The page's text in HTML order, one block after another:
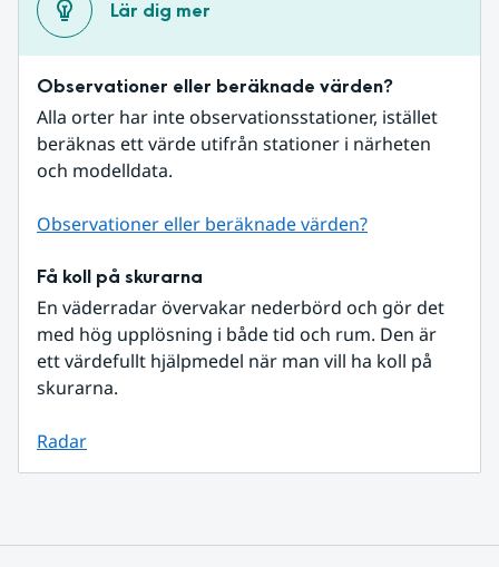
Lär dig mer
Observationer eller beräknade värden?
Alla orter har inte observationsstationer, istället
beräknas ett värde utifrån stationer i närheten
och modelldata.
Observationer eller beräknade värden?
Få koll på skurarna
En väderradar övervakar nederbörd och gör det
med hög upplösning i både tid och rum. Den är
ett värdefullt hjälpmedel när man vill ha koll på
skurarna.
Radar